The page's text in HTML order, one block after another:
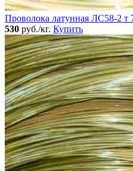
Проволока латунная ЛС58-2 т
530 руб./кг. Купить